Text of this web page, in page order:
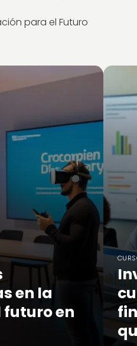
para el Futuro
en la
en